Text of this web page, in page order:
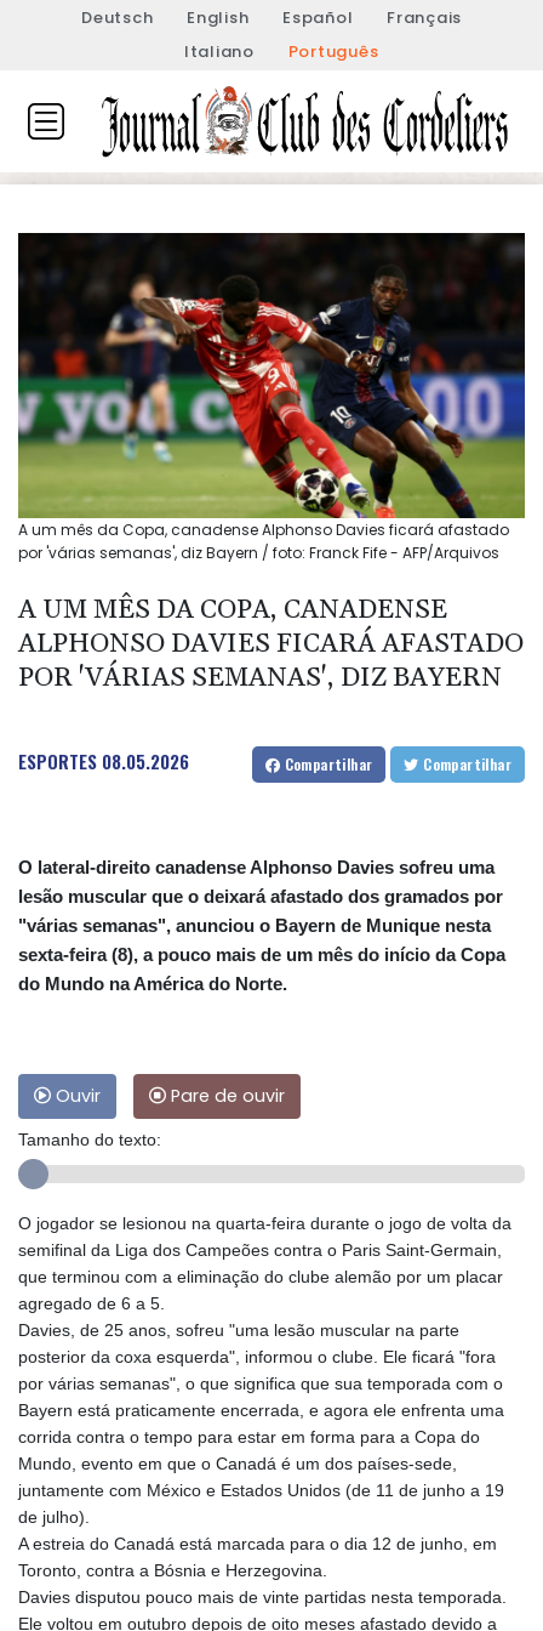
Deutsch English Español
Français
Italiano
Português
A um mês da Copa, canadense Alphonso Davies ficará afastado
por 'várias semanas', diz Bayern / foto: Franck Fife - AFP/Arquivos
A UM MÊS DA COPA, CANADENSE
ALPHONSO DAVIES FICARÁ AFASTADO
POR 'VÁRIAS SEMANAS', DIZ BAYERN
ESPORTES 08.05.2026 Compartilhar Compartilhar
O lateral-direito canadense Alphonso Davies sofreu uma
lesão muscular que o deixará afastado dos gramados por
"várias semanas", anunciou o Bayern de Munique nesta
sexta-feira (8), a pouco mais de um mês do início da Copa
do Mundo na América do Norte.
Ouvir Pare de ouvir
Tamanho do texto:
O jogador se lesionou na quarta-feira durante o jogo de volta da
semifinal da Liga dos Campeões contra o Paris Saint-Germain,
que terminou com a eliminação do clube alemão por um placar
agregado de 6 a 5.
Davies, de 25 anos, sofreu "uma lesão muscular na parte
posterior da coxa esquerda", informou o clube. Ele ficará "fora
por várias semanas", o que significa que sua temporada com o
Bayern está praticamente encerrada, e agora ele enfrenta uma
corrida contra o tempo para estar em forma para a Copa do
Mundo, evento em que o Canadá é um dos países-sede,
juntamente com México e Estados Unidos (de 11 de junho a 19
de julho).
A estreia do Canadá está marcada para o dia 12 de junho, em
Toronto, contra a Bósnia e Herzegovina.
Davies disputou pouco mais de vinte partidas nesta temporada.
Ele voltou em outubro depois de oito meses afastado devido a